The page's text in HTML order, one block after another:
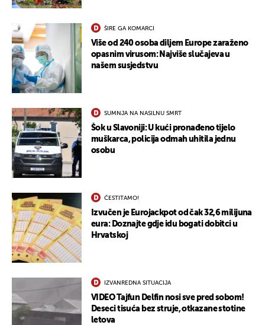
ŠIRE GA KOMARCI
Više od 240 osoba diljem Europe zaraženo
opasnim virusom: Najviše slučajeva u
našem susjedstvu
SUMNJA NA NASILNU SMRT
Šok u Slavoniji: U kući pronađeno tijelo
muškarca, policija odmah uhitila jednu
osobu
ČESTITAMO!
Izvučen je Eurojackpot od čak 32,6 milijuna
eura: Doznajte gdje idu bogati dobitci u
Hrvatskoj
IZVANREDNA SITUACIJA
VIDEO Tajfun Delfin nosi sve pred sobom!
Deseci tisuća bez struje, otkazane stotine
letova